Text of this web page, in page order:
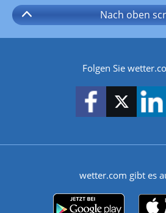
Nach oben
Folgen Sie
wetter.com gibt es